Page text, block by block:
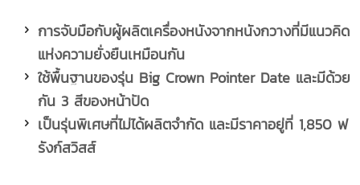
การจับมือกับผู้ผลิตเครื่องหนังจากหนังกวางที่มีแนวคิด
แห่งความยั่งยืนเหมือนกัน
ใช้พื้นฐานของรุ่น Big Crown Pointer Date และมีด้วย
กัน 3 สีของหน้าปัด
เป็นรุ่นพิเศษที่ไม่ได้ผลิตจำกัด และมีราคาอยู่ที่ 1,850 ฟ
รังก์สวิสส์